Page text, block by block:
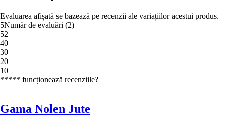
Evaluarea afișată se bazează pe recenzii ale variațiilor acestui produs.
5Număr de evaluări (2)
52
40
30
20
10
***** funcționează recenziile?
Gama Nolen Jute